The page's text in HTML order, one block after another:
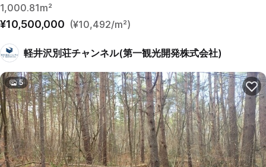
1,000.81m²
¥10,500,000 (¥10,492/m²)
軽井沢別荘チャンネル(第一観光開発株式会社)
5